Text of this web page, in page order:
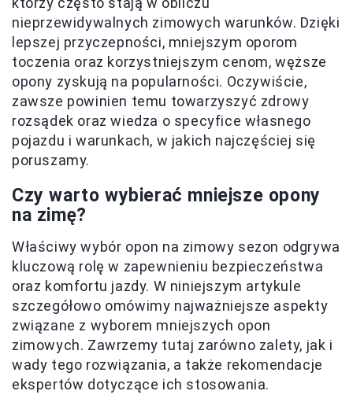
nieprzewidywalnych zimowych warunków. Dzięki
lepszej przyczepności, mniejszym oporom
toczenia oraz korzystniejszym cenom, węższe
opony zyskują na popularności. Oczywiście,
zawsze powinien temu towarzyszyć zdrowy
rozsądek oraz wiedza o specyfice własnego
pojazdu i warunkach, w jakich najczęściej się
poruszamy.
Czy warto wybierać mniejsze opony
na zimę?
Właściwy wybór opon na zimowy sezon odgrywa
kluczową rolę w zapewnieniu bezpieczeństwa
oraz komfortu jazdy. W niniejszym artykule
szczegółowo omówimy najważniejsze aspekty
związane z wyborem mniejszych opon
zimowych. Zawrzemy tutaj zarówno zalety, jak i
wady tego rozwiązania, a także rekomendacje
ekspertów dotyczące ich stosowania.